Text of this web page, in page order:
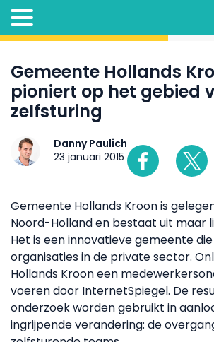
Gemeente Hollands
pioniert op het gebied
zelfsturing
Danny Paulich
23 januari 2015
Gemeente Hollands Kroon is
Noord-Holland en bestaat uit maar
Het is een innovatieve gemeente
organisaties in de private sector.
Hollands Kroon een
voeren door InternetSpiegel. De
onderzoek worden gebruikt in
ingrijpende verandering: de